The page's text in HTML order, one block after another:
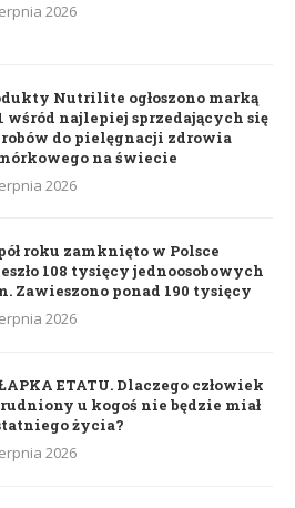
2026
Nutrilite ogłoszono marką
wśród najlepiej sprzedających się
do pielęgnacji zdrowia
na świecie
2026
roku zamknięto w Polsce
108 tysięcy jednoosobowych
Zawieszono ponad 190 tysięcy
2026
ETATU. Dlaczego człowiek
u kogoś nie będzie miał
życia?
2026